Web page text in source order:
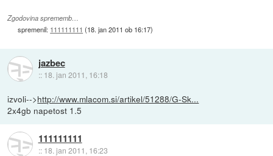
Zgodovina sprememb…
spremenil: 111111111 (18. jan 2011 ob 16:17)
jazbec
:: 18. jan 2011, 16:18
izvoli-->http://www.mlacom.si/artikel/51288/G-Sk...
2x4gb napetost 1.5
111111111
:: 18. jan 2011, 16:23